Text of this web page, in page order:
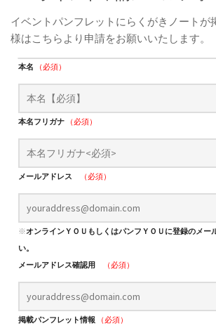
イベントパンフレットにらくがきノートが
様はこちらより申請をお願いいたします。
本名 （必須）
本名フリガナ （必須）
メールアドレス （必須）
※オンラインＹＯＵもしくはパンフＹＯＵに登録のメー
い。
メールアドレス確認用
（必須）
掲載パンフレット情報 （必須）